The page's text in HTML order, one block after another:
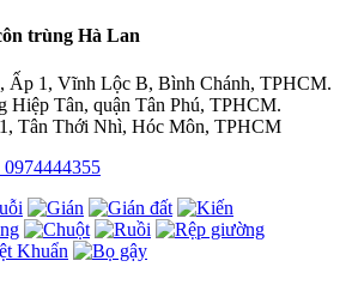
trùng Hà Lan
1, Vĩnh Lộc B, Bình Chánh, TPHCM.
Hiệp Tân, quận Tân Phú, TPHCM.
Tân Thới Nhì, Hóc Môn, TPHCM